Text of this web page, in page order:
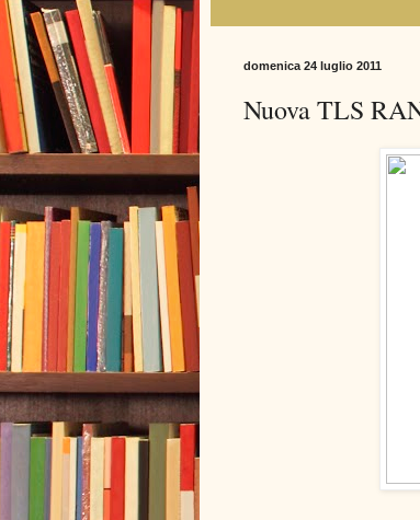
domenica 24 luglio 2011
Nuova TLS